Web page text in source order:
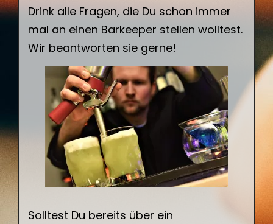
Drink alle Fragen, die Du schon immer
mal an einen Barkeeper stellen wolltest.
Wir beantworten sie gerne!
Solltest Du bereits über ein